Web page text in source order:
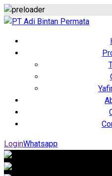
LoginWhatsapp